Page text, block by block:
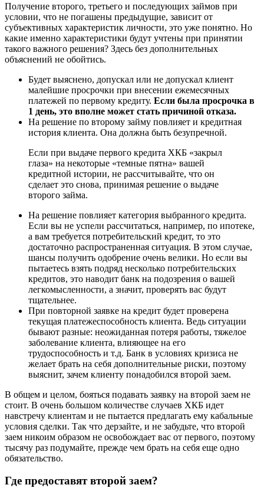
Получение второго, третьего и последующих займов при
условии, что не погашены предыдущие, зависит от
субъективных характеристик личности, это уже понятно. Но
какие именно характеристики будут учтены при принятии
такого важного решения? Здесь без дополнительных
объяснений не обойтись.
Будет выяснено, допускал или не допускал клиент
малейшие просрочки при внесении ежемесячных
платежей по первому кредиту. Если была просрочка в
1 день, это вполне может стать причиной отказа.
На решение по второму займу повлияет и кредитная
история клиента. Она должна быть безупречной.
Если при выдаче первого кредита ХКБ «закрыл
глаза» на некоторые «темные пятна» вашей
кредитной истории, не рассчитывайте, что он
сделает это снова, принимая решение о выдаче
второго займа.
На решение повлияет категория выбранного кредита.
Если вы не успели рассчитаться, например, по ипотеке,
а вам требуется потребительский кредит, то это
достаточно распространенная ситуация. В этом случае,
шансы получить одобрение очень велики. Но если вы
пытаетесь взять подряд несколько потребительских
кредитов, это наводит банк на подозрения о вашей
легкомысленности, а значит, проверять вас будут
тщательнее.
При повторной заявке на кредит будет проверена
текущая платежеспособность клиента. Ведь ситуации
бывают разные: неожиданная потеря работы, тяжелое
заболевание клиента, влияющее на его
трудоспособность и т.д. Банк в условиях кризиса не
желает брать на себя дополнительные риски, поэтому
выяснит, зачем клиенту понадобился второй заем.
В общем и целом, бояться подавать заявку на второй заем не
стоит. В очень большом количестве случаев ХКБ идет
навстречу клиентам и не пытается предлагать ему кабальные
условия сделки. Так что дерзайте, и не забудьте, что второй
заем никоим образом не освобождает вас от первого, поэтому
тысячу раз подумайте, прежде чем брать на себя еще одно
обязательство.
Где предоставят второй заем?